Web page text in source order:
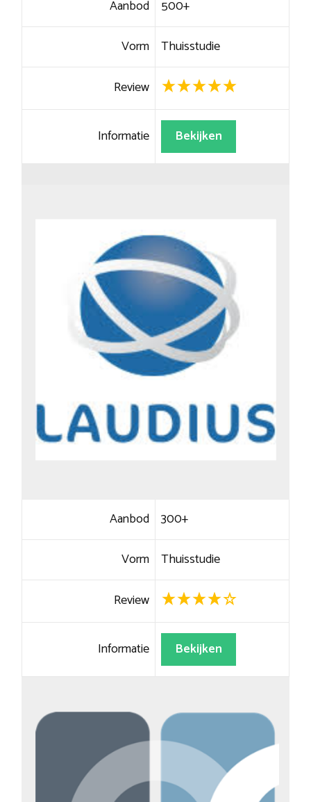
Aanbod 500+
Vorm Thuisstudie
Review
Informatie Bekijken
Aanbod 300+
Vorm Thuisstudie
Review
Informatie Bekijken